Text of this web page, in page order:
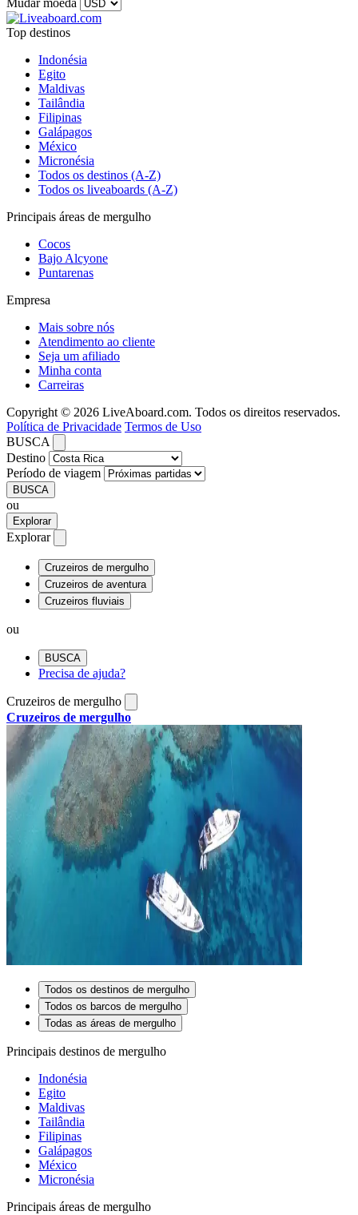
Mudar moeda
Top destinos
Indonésia
Egito
Maldivas
Tailândia
Filipinas
Galápagos
México
Micronésia
Todos os destinos (A-Z)
Todos os liveaboards (A-Z)
Principais áreas de mergulho
Cocos
Bajo Alcyone
Puntarenas
Empresa
Mais sobre nós
Atendimento ao cliente
Seja um afiliado
Minha conta
Carreiras
Copyright © 2026 LiveAboard.com. Todos os direitos reservados.
Política de Privacidade Termos de Uso
BUSCA
Destino
Período de viagem
BUSCA
ou
Explorar
Explorar
Cruzeiros de mergulho
Cruzeiros de aventura
Cruzeiros fluviais
ou
BUSCA
Precisa de ajuda?
Cruzeiros de mergulho
Cruzeiros de mergulho
Todos os destinos de mergulho
Todos os barcos de mergulho
Todas as áreas de mergulho
Principais destinos de mergulho
Indonésia
Egito
Maldivas
Tailândia
Filipinas
Galápagos
México
Micronésia
Principais áreas de mergulho